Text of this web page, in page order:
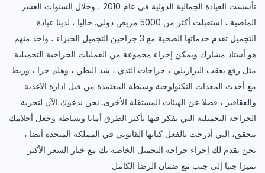
تأسست العيادة الجمالية الدولية في عام 2010 ، وخلال السنوات العشر
الماضية ، استقبلت أكثر من 5000 مريض دولي. حاليا ، لدينا عيادة
التجميل تقدم خدماتها الصحية مع 3 جراحين التجميل الخبراء ، واحد منهم
هو أستاذ مشارك ويمكن إجراء مجموعة من العمليات الجراحية التجميلية
مثل رفع بعقب البرازيلي ، جراحات الثدي ، شد البطن ، وهلم جرا ، وربط
مع أحدث المعدات التكنولوجية وسيطة المعتمدة من قبل ادارة الاغذية
والعقاقير ، فضلا عن الهيئات المستقلة الأخرى. نحن ندعوك الآن لتجربة
الجراحة التجميلية التي تفكر فيها بأكثر الطرق أمانا وبساطة وجعل أحلامك
تتحقق، التي أدرجت بالفعل كيانها القانوني في المملكة المتحدة أيضا.،
نحن نقدم لك إجراء جراحة التجميل الخاصة بك مع خيار السعر الأكثر
تميزا جنبا إلى جنب مع ضمان الرضا الكامل.